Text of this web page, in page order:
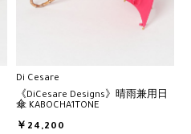
Di Cesare
《DiCesare Designs》晴雨兼用日
傘 KABOCHA1TONE
￥24,200